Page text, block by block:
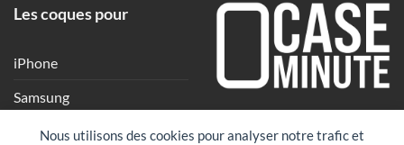
Nous utilisons des cookies pour analyser notre trafic et
Les coques pour
iPhone
Samsung
Xiaomi
Une coque en quelques
clics